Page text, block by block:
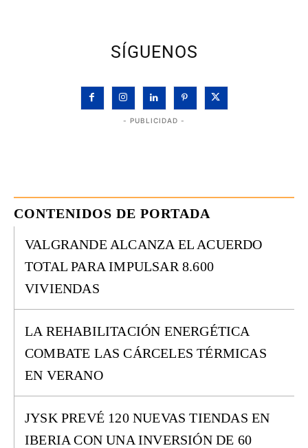
SÍGUENOS
- PUBLICIDAD -
CONTENIDOS DE PORTADA
VALGRANDE ALCANZA EL ACUERDO
TOTAL PARA IMPULSAR 8.600
VIVIENDAS
LA REHABILITACIÓN ENERGÉTICA
COMBATE LAS CÁRCELES TÉRMICAS
EN VERANO
JYSK PREVÉ 120 NUEVAS TIENDAS EN
IBERIA CON UNA INVERSIÓN DE 60